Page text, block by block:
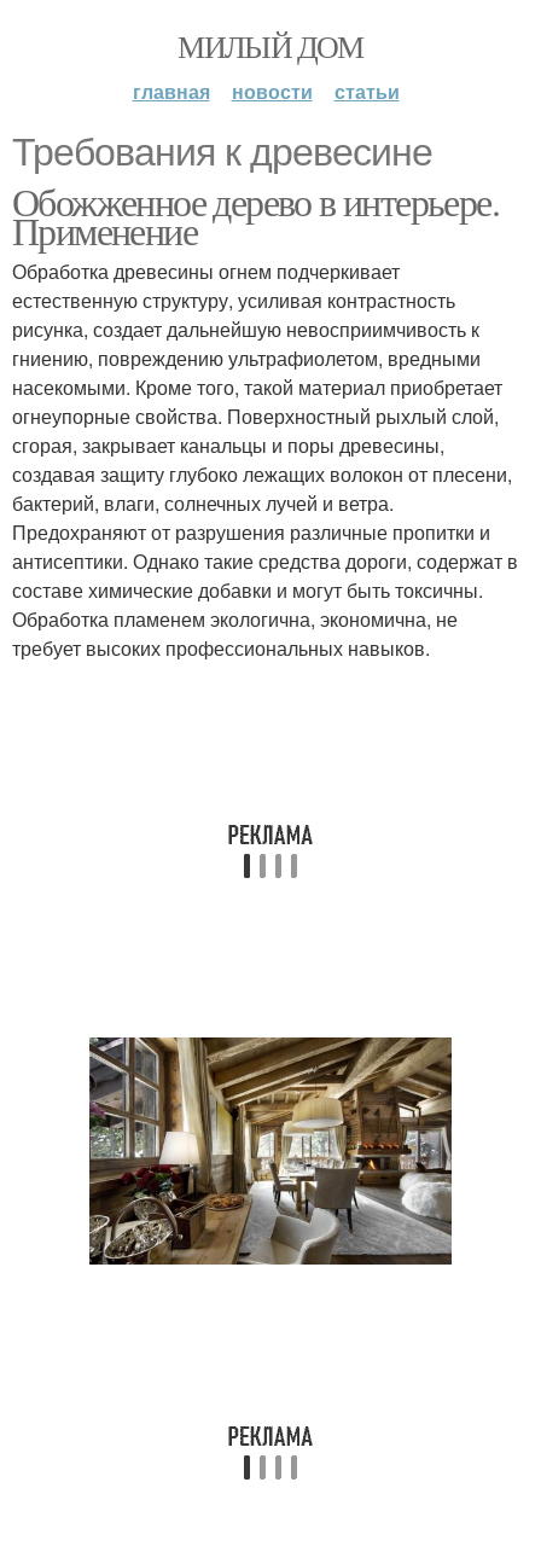
МИЛЫЙ ДОМ
главная новости статьи
Требования к древесине
Обожженное дерево в интерьере.
Применение
Обработка древесины огнем подчеркивает
естественную структуру, усиливая контрастность
рисунка, создает дальнейшую невосприимчивость к
гниению, повреждению ультрафиолетом, вредными
насекомыми. Кроме того, такой материал приобретает
огнеупорные свойства. Поверхностный рыхлый слой,
сгорая, закрывает канальцы и поры древесины,
создавая защиту глубоко лежащих волокон от плесени,
бактерий, влаги, солнечных лучей и ветра.
Предохраняют от разрушения различные пропитки и
антисептики. Однако такие средства дороги, содержат в
составе химические добавки и могут быть токсичны.
Обработка пламенем экологична, экономична, не
требует высоких профессиональных навыков.